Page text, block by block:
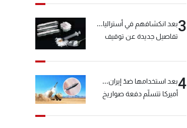
3بعد انكشافهم في أستراليا...
تفاصيل جديدة عن توقيف
4بعد استخدامها ضدّ إيران...
أميركا تتسلّم دفعة صواريخ